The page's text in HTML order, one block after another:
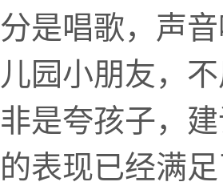
分是唱歌，声
儿园小朋友，
非是夸孩子，
的表现已经满